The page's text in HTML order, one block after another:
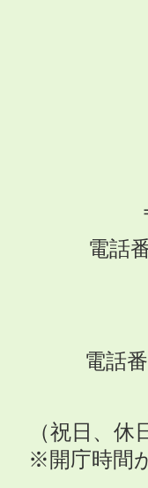
電話
電話
（祝日、
※開庁時間